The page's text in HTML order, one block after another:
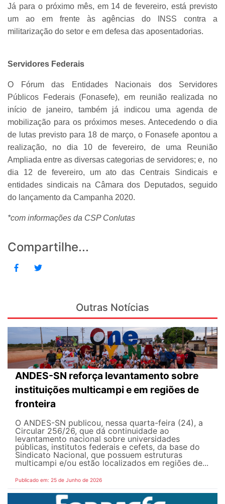
Já para o próximo mês, em 14 de fevereiro, está previsto
um ao em frente às agências do INSS contra a
militarização do setor e em defesa das aposentadorias.
Servidores Federais
O Fórum das Entidades Nacionais dos Servidores
Públicos Federais (Fonasefe), em reunião realizada no
início de janeiro, também já indicou uma agenda de
mobilização para os próximos meses. Antecedendo o dia
de lutas previsto para 18 de março, o Fonasefe apontou a
realização, no dia 10 de fevereiro, de uma Reunião
Ampliada entre as diversas categorias de servidores; e, no
dia 12 de fevereiro, um ato das Centrais Sindicais e
entidades sindicais na Câmara dos Deputados, seguido
do lançamento da Campanha 2020.
*com informações da CSP Conlutas
Compartilhe...
Outras Notícias
ANDES-SN reforça levantamento sobre
instituições multicampi e em regiões de
fronteira
O ANDES-SN publicou, nessa quarta-feira (24), a
Circular 256/26, que dá continuidade ao
levantamento nacional sobre universidades
públicas, institutos federais e cefets, da base do
Sindicato Nacional, que possuem estruturas
multicampi e/ou estão localizados em regiões de...
Publicado em: 25 de Junho de 2026